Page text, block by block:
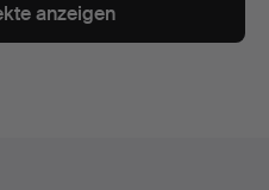
anzeigen